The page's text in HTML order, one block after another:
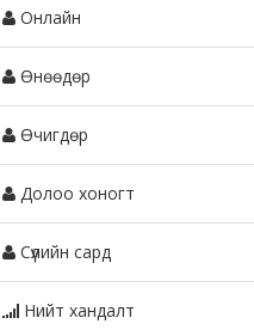
Онлайн
Өнөөдөр
Өчигдөр
Долоо хоногт
Сүүлийн сард
Нийт хандалт